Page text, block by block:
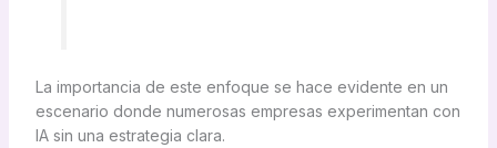
La importancia de este enfoque se hace evidente en un
escenario donde numerosas empresas experimentan con
IA sin una estrategia clara.